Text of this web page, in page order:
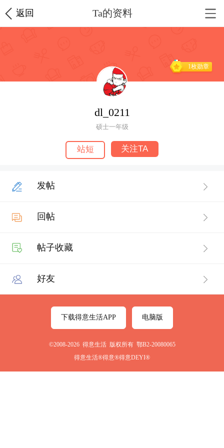
返回 Ta的资料
1枚勋章
dl_0211
硕士一年级
站短 关注TA
发帖
回帖
帖子收藏
好友
下载得意生活APP 电脑版
©2008-2026 得意生活 版权所有 鄂B2-20080065
得意生活®得意®得意DEYI®